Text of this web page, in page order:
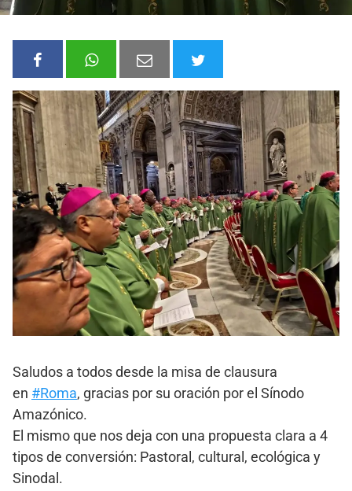
Saludos a todos desde la misa de clausura
en #Roma, gracias por su oración por el Sínodo
Amazónico.
El mismo que nos deja con una propuesta clara a 4
tipos de conversión: Pastoral, cultural, ecológica y
Sinodal.